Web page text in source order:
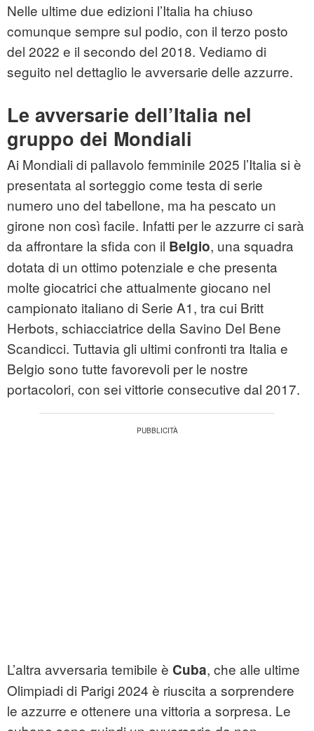
Nelle ultime due edizioni l’Italia ha chiuso
comunque sempre sul podio, con il terzo posto
del 2022 e il secondo del 2018. Vediamo di
seguito nel dettaglio le avversarie delle azzurre.
Le avversarie dell’Italia nel
gruppo dei Mondiali
Ai Mondiali di pallavolo femminile 2025 l’Italia si è
presentata al sorteggio come testa di serie
numero uno del tabellone, ma ha pescato un
girone non così facile. Infatti per le azzurre ci sarà
da affrontare la sfida con il Belgio, una squadra
dotata di un ottimo potenziale e che presenta
molte giocatrici che attualmente giocano nel
campionato italiano di Serie A1, tra cui Britt
Herbots, schiacciatrice della Savino Del Bene
Scandicci. Tuttavia gli ultimi confronti tra Italia e
Belgio sono tutte favorevoli per le nostre
portacolori, con sei vittorie consecutive dal 2017.
L’altra avversaria temibile è Cuba, che alle ultime
Olimpiadi di Parigi 2024 è riuscita a sorprendere
le azzurre e ottenere una vittoria a sorpresa. Le